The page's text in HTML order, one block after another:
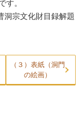
す。
洞宗文化財目録解題
（３）表紙（洞門
の絵画）